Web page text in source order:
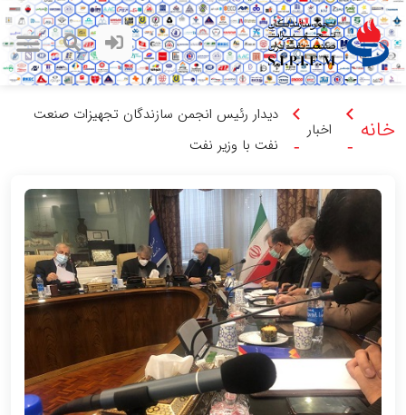
خانه -
اخبار
-
دیدار رئیس انجمن سازندگان تجهیزات صنعت
نفت با وزیر نفت